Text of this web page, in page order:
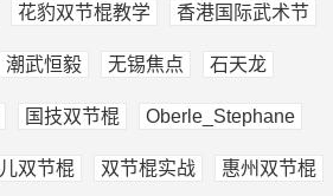
花豹双节棍教学 香港国际武术节
潮武恒毅 无锡焦点 石天龙
国技双节棍 Oberle_Stephane
双节棍 双节棍实战 惠州双节棍